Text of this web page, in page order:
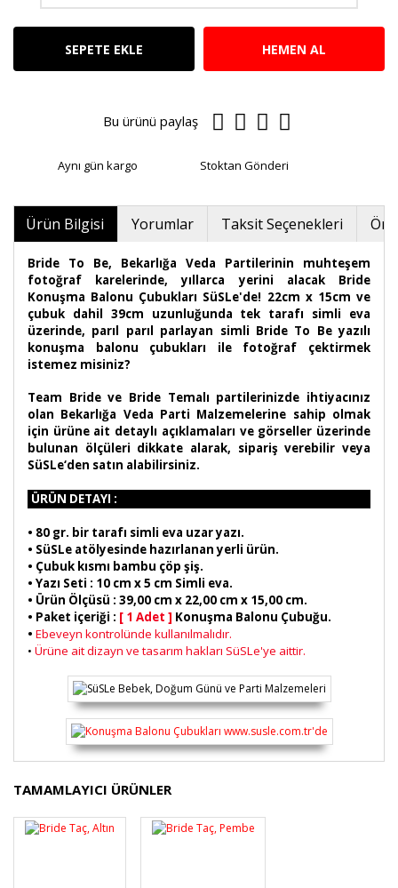
SEPETE EKLE HEMEN AL
Bu ürünü paylaş
Aynı gün kargo Stoktan Gönderi
Ürün Bilgisi Yorumlar Taksit Seçenekleri
Bride To Be, Bekarlığa Veda Partilerinin muhteşem
fotoğraf karelerinde, yıllarca yerini alacak Bride
Konuşma Balonu Çubukları SüSLe'de! 22cm x 15cm ve
çubuk dahil 39cm uzunluğunda tek tarafı simli eva
üzerinde, parıl parıl parlayan simli Bride To Be yazılı
konuşma balonu çubukları ile fotoğraf çektirmek
istemez misiniz?
Team Bride ve Bride Temalı partilerinizde ihtiyacınız
olan Bekarlığa Veda Parti Malzemelerine sahip olmak
için ürüne ait detaylı açıklamaları ve görseller üzerinde
bulunan ölçüleri dikkate alarak, sipariş verebilir veya
SüSLe‘den satın alabilirsiniz.
ÜRÜN DETAYI :
• 80 gr. bir tarafı simli eva uzar yazı.
• SüSLe atölyesinde hazırlanan yerli ürün.
• Çubuk kısmı bambu çöp şiş.
• Yazı Seti : 10 cm x 5 cm Simli eva.
• Ürün Ölçüsü : 39,00 cm x 22,00 cm x 15,00 cm.
• Paket içeriği : [ 1 Adet ] Konuşma Balonu Çubuğu.
• Ebeveyn kontrolünde kullanılmalıdır.
• Ürüne ait dizayn ve tasarım hakları SüSLe'ye aittir.
Bu ürünün fiyat bilgisi, resim, ürün açıklamalarında ve
diğer konularda yetersiz gördüğünüz noktaları öneri
formunu kullanarak tarafımıza iletebilirsiniz.
Görüş ve önerileriniz için teşekkür ederiz.
TAMAMLAYICI ÜRÜNLER